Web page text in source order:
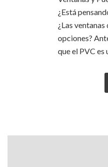
¿Está
¿Las ventanas
opciones?
que el PVC es